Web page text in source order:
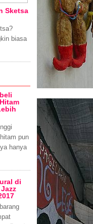
Sketsa
biasa
pun
hanya
di